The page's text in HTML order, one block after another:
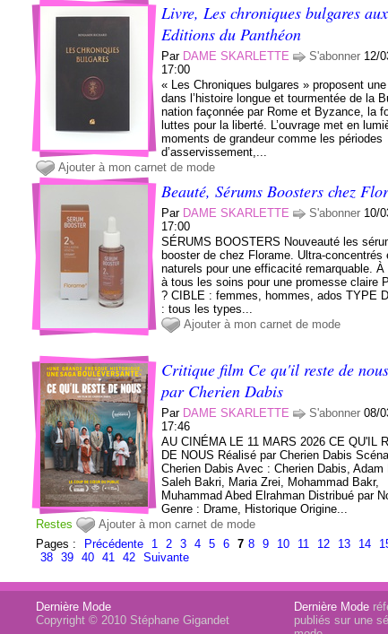
Livre, Les chroniques bulgares aux
Editions du Panthéon
Par DAME SKARLETTE S'abonner 12/
17:00
« Les Chroniques bulgares » proposent
dans l’histoire longue et tourmentée de la
nation façonnée par Rome et Byzance, la
luttes pour la liberté. L’ouvrage met en
moments de grandeur comme les périodes
d’asservissement,...
Ajouter à mon carnet de mode
Beauté, Sérums Boosters chez
Par DAME SKARLETTE S'abonner 10/
17:00
SÉRUMS BOOSTERS Nouveauté les
booster de chez Florame. Ultra-concentrés
naturels pour une efficacité remarquable.
à tous les soins pour une promesse claire
? CIBLE : femmes, hommes, ados TYPE
: tous les types...
Ajouter à mon carnet de mode
Critique film Ce qu'il reste de
par Cherien Dabis
Par DAME SKARLETTE S'abonner 08/
17:46
AU CINÉMA LE 11 MARS 2026 CE QU'IL
DE NOUS Réalisé par Cherien Dabis
Cherien Dabis Avec : Cherien Dabis, Adam
Saleh Bakri, Maria Zrei, Mohammad Bakr,
Muhammad Abed Elrahman Distribué par
Genre : Drame, Historique Origine...
Restes
Ajouter à mon carnet de mode
Pages :
Précédente 1 2 3 4 5 6 7 8 9 10 11 12 13 14
38
39 40 41 42 Suivante
Dernière Mode
Copyright © 2010 Stéphane Gigandet
Dernière Mode
publiés sur une